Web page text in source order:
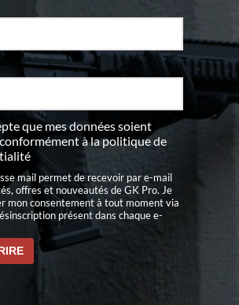
que mes données soient
àla politique de
mail permet de recevoir par e-mail
offres et nouveautés de GK Pro. Je
mon consentement à tout moment via
présent dans chaque e-